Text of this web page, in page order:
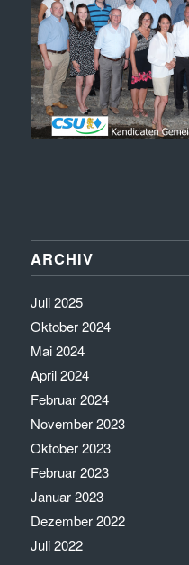
ARCHIV
Juli 2025
Oktober 2024
Mai 2024
April 2024
Februar 2024
November 2023
Oktober 2023
Februar 2023
Januar 2023
Dezember 2022
Juli 2022